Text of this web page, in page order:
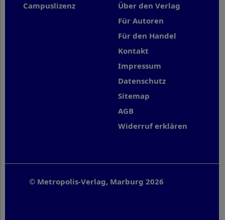
Campuslizenz
Über den Verlag
Für Autoren
Für den Handel
Kontakt
Impressum
Datenschutz
Sitemap
AGB
Widerruf erklären
© Metropolis-Verlag, Marburg 2026